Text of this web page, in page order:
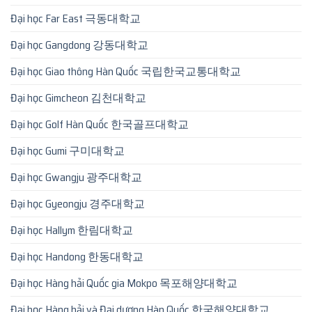
Đại học Far East 극동대학교
Đại học Gangdong 강동대학교
Đại học Giao thông Hàn Quốc 국립한국교통대학교
Đại học Gimcheon 김천대학교
Đại học Golf Hàn Quốc 한국골프대학교
Đại học Gumi 구미대학교
Đại học Gwangju 광주대학교
Đại học Gyeongju 경주대학교
Đại học Hallym 한림대학교
Đại học Handong 한동대학교
Đại học Hàng hải Quốc gia Mokpo 목포해양대학교